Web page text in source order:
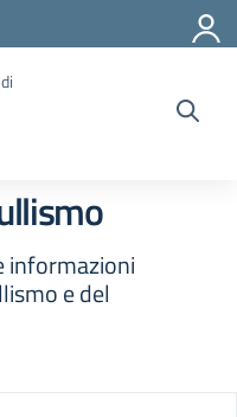
informazioni
e del